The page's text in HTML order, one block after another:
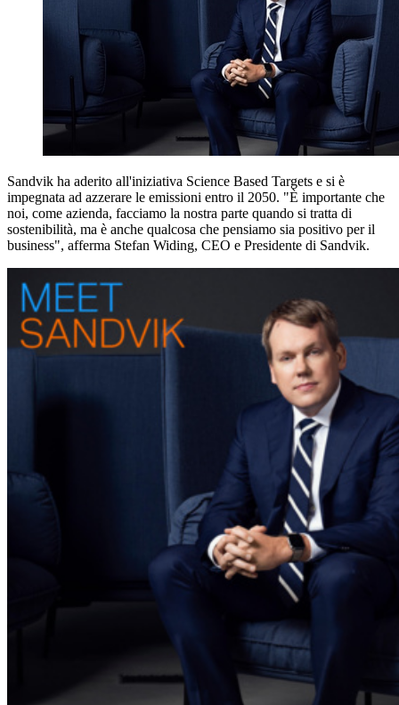
Sandvik ha aderito all'iniziativa Science Based Targets e si è
impegnata ad azzerare le emissioni entro il 2050. "È importante che
noi, come azienda, facciamo la nostra parte quando si tratta di
sostenibilità, ma è anche qualcosa che pensiamo sia positivo per il
business", afferma Stefan Widing, CEO e Presidente di Sandvik.